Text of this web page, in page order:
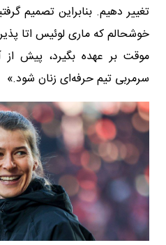
تغییر دهیم. بنابراین تصمیم
خوشحالم که ماری لوئیس اتا
موقت بر عهده بگیرد، پیش از
سرمربی تیم حرفه‌ای زنان شود.»